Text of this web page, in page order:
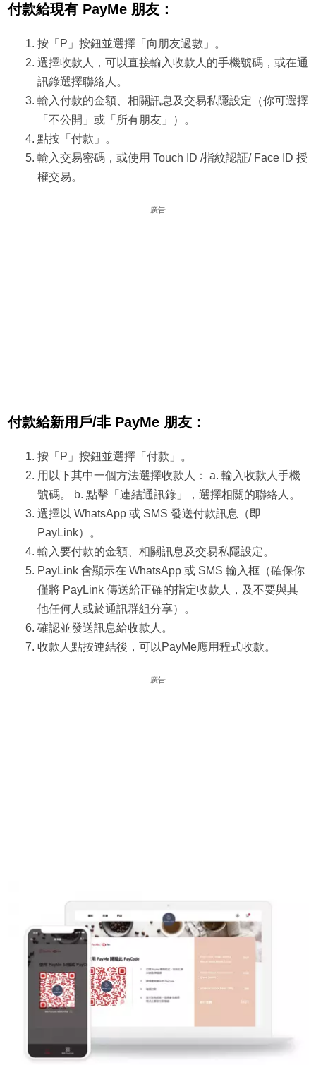
付款給現有 PayMe 朋友：
按「P」按鈕並選擇「向朋友過數」。
選擇收款人，可以直接輸入收款人的手機號碼，或在通
訊錄選擇聯絡人。
輸入付款的金額、相關訊息及交易私隱設定（你可選擇
「不公開」或「所有朋友」）。
點按「付款」。
輸入交易密碼，或使用 Touch ID /指紋認証/ Face ID 授
權交易。
廣告
付款給新用戶/非 PayMe 朋友：
按「P」按鈕並選擇「付款」。
用以下其中一個方法選擇收款人： a. 輸入收款人手機
號碼。 b. 點擊「連結通訊錄」，選擇相關的聯絡人。
選擇以 WhatsApp 或 SMS 發送付款訊息（即
PayLink）。
輸入要付款的金額、相關訊息及交易私隱設定。
PayLink 會顯示在 WhatsApp 或 SMS 輸入框（確保你
僅將 PayLink 傳送給正確的指定收款人，及不要與其
他任何人或於通訊群組分享）。
確認並發送訊息給收款人。
收款人點按連結後，可以PayMe應用程式收款。
廣告